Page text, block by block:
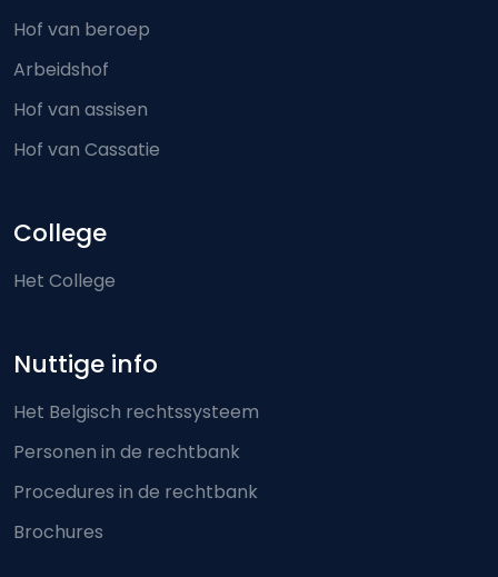
Hof van beroep
Arbeidshof
Hof van assisen
Hof van Cassatie
College
Het College
Nuttige info
Het Belgisch rechtssysteem
Personen in de rechtbank
Procedures in de rechtbank
Brochures